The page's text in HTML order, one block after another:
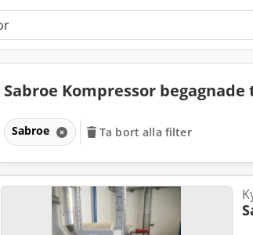
Sabroe Kompressor
Sabroe Ta bort alla filter